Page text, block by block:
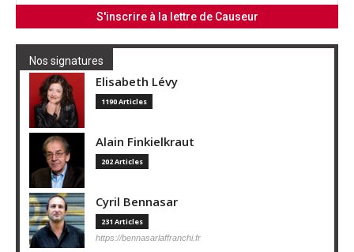
Nos signatures
Elisabeth Lévy
1190 Articles
Alain Finkielkraut
202 Articles
Cyril Bennasar
231 Articles
https://bennasarlaffranchi.fr